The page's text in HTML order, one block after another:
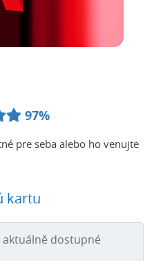
97%
pre seba alebo ho venujte
kartu
aktuálně dostupné